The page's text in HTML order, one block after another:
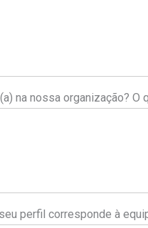
na nossa organização? O
perfil corresponde à